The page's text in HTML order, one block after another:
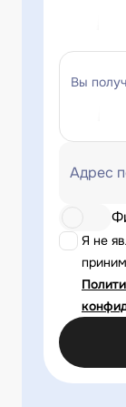
Вы
Адрес
Я не